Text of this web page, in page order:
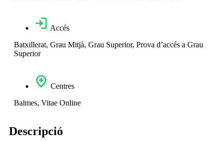
Descripció
Accés
Batxillerat, Grau Mitjà, Grau Superior, Prova d’accés a Grau
Superior
Centres
Balmes, Vitae Online